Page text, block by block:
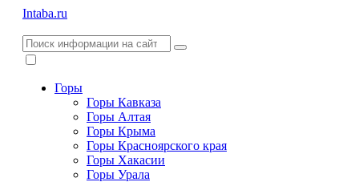
Intaba.ru
Горы
Горы Кавказа
Горы Алтая
Горы Крыма
Горы Красноярского края
Горы Хакасии
Горы Урала